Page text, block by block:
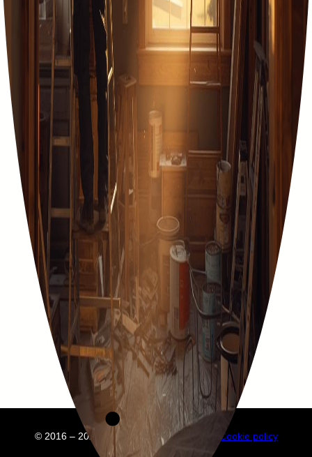
© 2016 – 2025 Embuild À propos de nous Cookie policy